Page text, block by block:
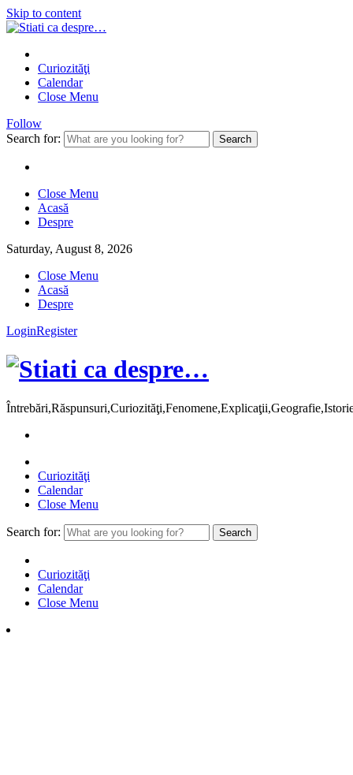
Skip to content
Curiozităţi
Calendar
Close Menu
Follow
Search for:
Close Menu
Acasă
Despre
Saturday, August 8, 2026
Close Menu
Acasă
Despre
LoginRegister
Curiozităţi
Calendar
Close Menu
Search for:
Curiozităţi
Calendar
Close Menu